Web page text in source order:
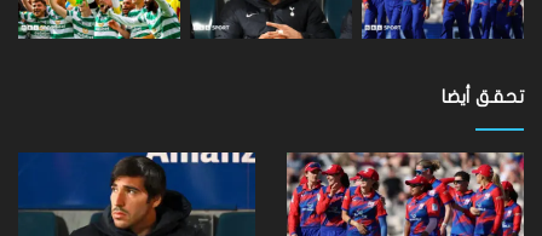
تحقق أيضا